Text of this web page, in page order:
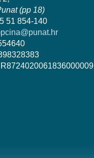
(pp 18)
51 854-140